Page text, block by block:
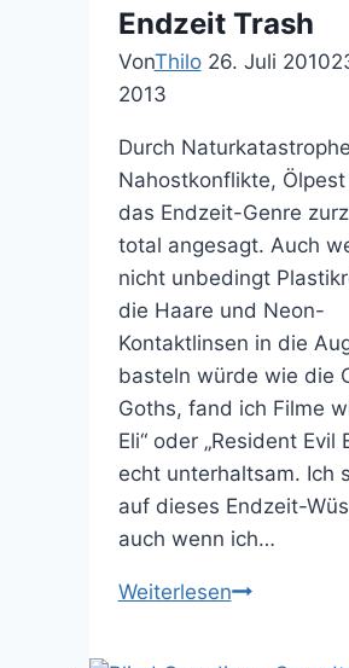
Pocahontas,
Willow
der
Ringe
raus?
Genau,
CRAP:
Lord
of
the
Elves
Endzeit Trash
VonThilo 26. Juli 2010
2013
Durch
Nahostkonflikte,
das Endzeit-Genre
total angesagt. Auch
nicht unbedingt
die Haare und Neon-
Kontaktlinsen in die
basteln würde wie die
Goths, fand ich Filme
Eli“ oder „Resident Evil
echt unterhaltsam. Ich
auf dieses Endzeit-
auch wenn ich…
WeiterlesenPriest: